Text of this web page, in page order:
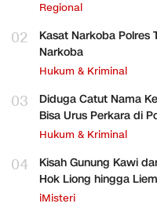
Regional
02
Kasat Narkoba Polres
Narkoba
Hukum & Kriminal
03
Diduga Catut Nama
Bisa Urus Perkara di
Hukum & Kriminal
04
Kisah Gunung Kawi
Hok Liong hingga
iMisteri